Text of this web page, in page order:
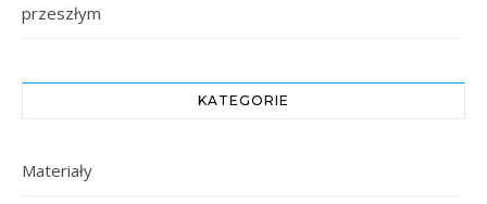
przeszłym
KATEGORIE
Materiały